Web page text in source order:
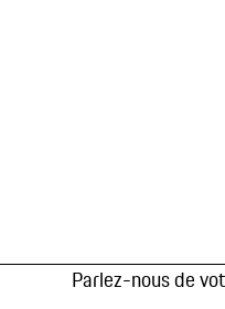
Parlez-nous de